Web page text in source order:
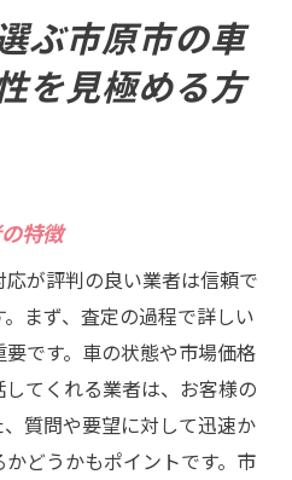
ぶ市原市の車
を見極める方
特徴
が評判の良い業者は信頼で
まず、査定の過程で詳しい
です。車の状態や市場価格
てくれる業者は、お客様の
質問や要望に対して迅速か
どうかもポイントです。市